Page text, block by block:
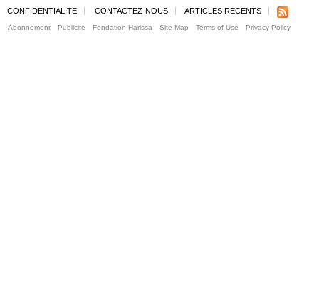
CONFIDENTIALITE CONTACTEZ-NOUS ARTICLES RECENTS
Abonnement Publicite Fondation Harissa Site Map Terms of Use Privacy Policy